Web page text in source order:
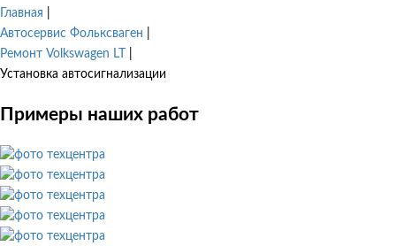
Главная
Автосервис Фольксваген
Ремонт Volkswagen LT
Установка автосигнализации
Примеры наших работ